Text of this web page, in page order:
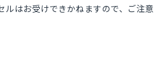
はお受けできかねますので、ご注意